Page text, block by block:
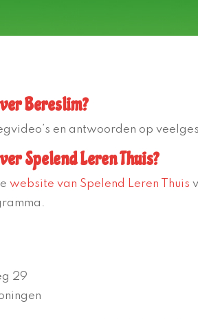
Bereslim?
en antwoorden op
Spelend Leren Thuis?
website van Spelend Leren Thuis
29